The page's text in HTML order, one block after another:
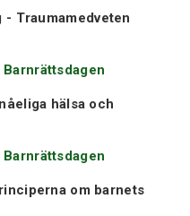
Traumamedveten
hälsa och
om barnets